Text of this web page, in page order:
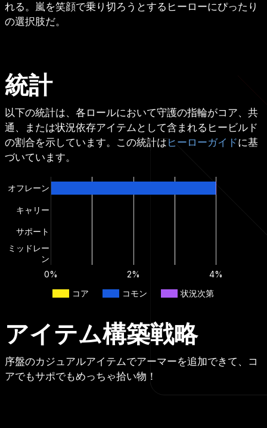
れる。嵐を笑顔で乗り切ろうとするヒーローにぴったり
の選択肢だ。
統計
以下の統計は、各ロールにおいて守護の指輪がコア、共
通、または状況依存アイテムとして含まれるヒービルド
の割合を示しています。この統計は ヒーローガイドに基
づいています。
コア コモン 状況次第
0% 2% 4%
オフレーン
キャリー
サポート
ミッドレー
ン
アイテム構築戦略
序盤のカジュアルアイテムでアーマーを追加できて、コ
アでもサポでもめっちゃ拾い物！